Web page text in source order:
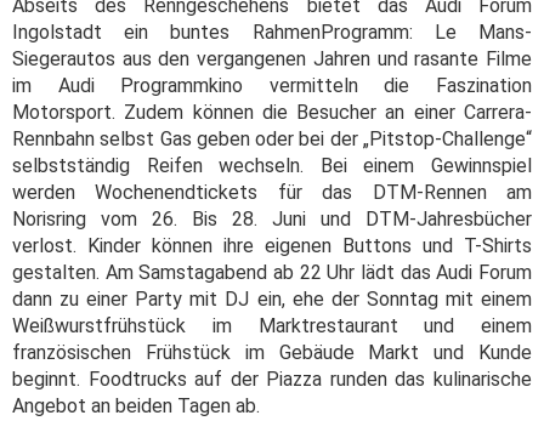
Abseits des Renngeschehens bietet das Audi Forum
Ingolstadt ein buntes Rahmen­Programm: Le Mans-
Siegerautos aus den vergangenen Jahren und rasante Filme
im Audi Programmkino vermitteln die Faszination
Motorsport. Zudem können die Besucher an einer Carrera-
Rennbahn selbst Gas geben oder bei der „Pitstop-Challenge“
selbstständig Reifen wechseln. Bei einem Gewinnspiel
werden Wochenendtickets für das DTM-Rennen am
Norisring vom 26. Bis 28. Juni und DTM-Jahresbücher
verlost. Kinder können ihre eigenen Buttons und T-Shirts
gestalten. Am Samstagabend ab 22 Uhr lädt das Audi Forum
dann zu einer Party mit DJ ein, ehe der Sonntag mit einem
Weißwurstfrühstück im Marktrestaurant und einem
französischen Frühstück im Gebäude Markt und Kunde
beginnt. Foodtrucks auf der Piazza runden das kulinarische
Angebot an beiden Tagen ab.